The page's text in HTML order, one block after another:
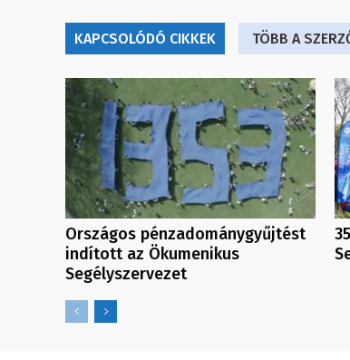
KAPCSOLÓDÓ CIKKEK TÖBB A
Országos pénzadománygyűjtést
indított az Ökumenikus
Segélyszervezet